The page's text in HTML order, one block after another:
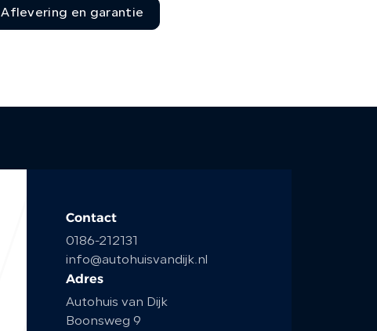
Aflevering en garantie
Contact
0186-212131
info@autohuisvandijk.nl
Adres
Autohuis van Dijk
Boonsweg 9